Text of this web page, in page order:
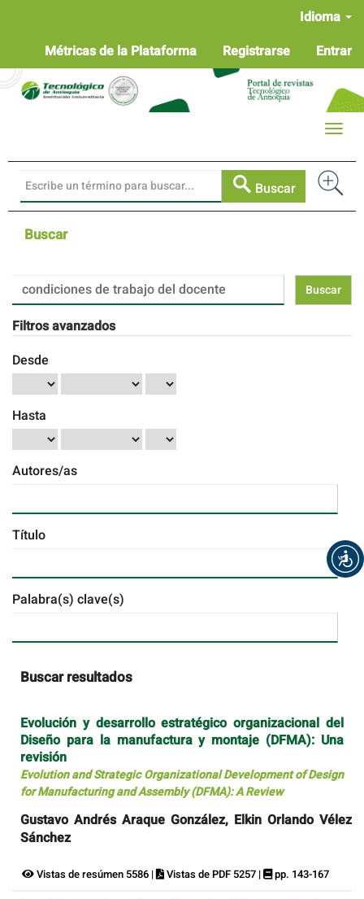
Contenido
principal
Barra
lateral
Idioma
Métricas de la Plataforma
Registrarse Entrar
Buscar
Toggle
Buscar
Buscar
artículos
por
Filtros avanzados
Desde
Hasta
Autores/as
Título
Palabra(s) clave(s)
Buscar resultados
Evolución y desarrollo estratégico organizacional del
Diseño para la manufactura y montaje (DFMA): Una
revisión
Evolution and Strategic Organizational Development of Design
for Manufacturing and Assembly (DFMA): A Review
Gustavo Andrés Araque González, Elkin Orlando Vélez
Sánchez
Vistas de resúmen 5586 | Vistas de PDF 5257 | pp. 143-167